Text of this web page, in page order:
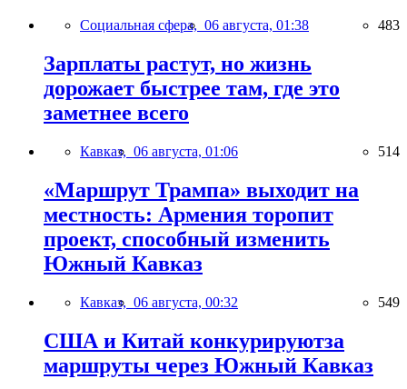
Социальная сфера, 06 августа, 01:38 483
Зарплаты растут, но жизнь
дорожает быстрее там, где это
заметнее всего
Кавказ, 06 августа, 01:06 514
«Маршрут Трампа» выходит на
местность: Армения торопит
проект, способный изменить
Южный Кавказ
Кавказ, 06 августа, 00:32 549
США и Китай конкурируютза
маршруты через Южный Кавказ